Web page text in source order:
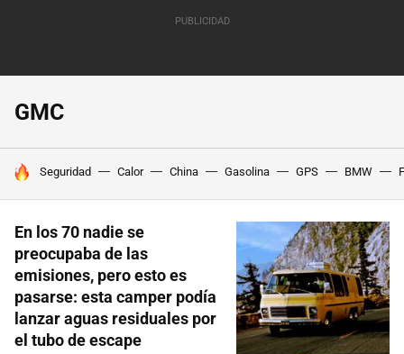
GMC
HOY SE HABLA DE
Seguridad Calor China Gasolina GPS BMW
En los 70 nadie se
preocupaba de las
emisiones, pero esto es
pasarse: esta camper podía
lanzar aguas residuales por
el tubo de escape